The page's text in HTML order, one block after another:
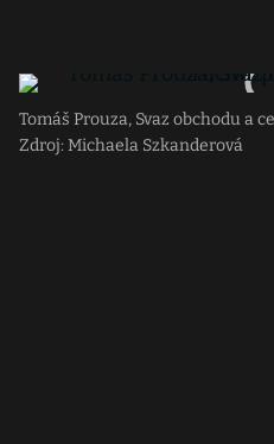
Tomáš Prouza, Svaz obchodu a
Zdroj: Michaela Szkanderová